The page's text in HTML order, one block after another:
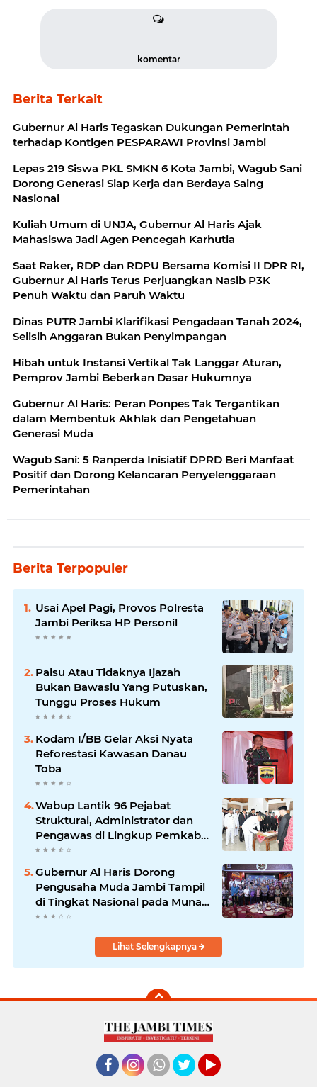
komentar
Berita Terkait
Gubernur Al Haris Tegaskan Dukungan Pemerintah
terhadap Kontigen PESPARAWI Provinsi Jambi
Lepas 219 Siswa PKL SMKN 6 Kota Jambi, Wagub Sani
Dorong Generasi Siap Kerja dan Berdaya Saing
Nasional
Kuliah Umum di UNJA, Gubernur Al Haris Ajak
Mahasiswa Jadi Agen Pencegah Karhutla
Saat Raker, RDP dan RDPU Bersama Komisi II DPR RI,
Gubernur Al Haris Terus Perjuangkan Nasib P3K
Penuh Waktu dan Paruh Waktu
Dinas PUTR Jambi Klarifikasi Pengadaan Tanah 2024,
Selisih Anggaran Bukan Penyimpangan
Hibah untuk Instansi Vertikal Tak Langgar Aturan,
Pemprov Jambi Beberkan Dasar Hukumnya
Gubernur Al Haris: Peran Ponpes Tak Tergantikan
dalam Membentuk Akhlak dan Pengetahuan
Generasi Muda
Wagub Sani: 5 Ranperda Inisiatif DPRD Beri Manfaat
Positif dan Dorong Kelancaran Penyelenggaraan
Pemerintahan
Berita Terpopuler
Usai Apel Pagi, Provos Polresta
Jambi Periksa HP Personil
Palsu Atau Tidaknya Ijazah
Bukan Bawaslu Yang Putuskan,
Tunggu Proses Hukum
Kodam I/BB Gelar Aksi Nyata
Reforestasi Kawasan Danau
Toba
Wabup Lantik 96 Pejabat
Struktural, Administrator dan
Pengawas di Lingkup Pemkab
Tanjabtim
Gubernur Al Haris Dorong
Pengusaha Muda Jambi Tampil
di Tingkat Nasional pada Munas
HIPMI ke-18
Lihat Selengkapnya